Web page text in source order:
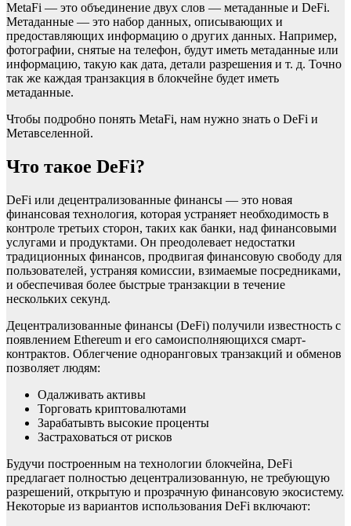
MetaFi — это объединение двух слов — метаданные и DeFi.
Метаданные — это набор данных, описывающих и
предоставляющих информацию о других данных. Например,
фотографии, снятые на телефон, будут иметь метаданные или
информацию, такую как дата, детали разрешения и т. д. Точно
так же каждая транзакция в блокчейне будет иметь
метаданные.
Чтобы подробно понять MetaFi, нам нужно знать о DeFi и
Метавселенной.
Что такое DeFi?
DeFi или децентрализованные финансы — это новая
финансовая технология, которая устраняет необходимость в
контроле третьих сторон, таких как банки, над финансовыми
услугами и продуктами. Он преодолевает недостатки
традиционных финансов, продвигая финансовую свободу для
пользователей, устраняя комиссии, взимаемые посредниками,
и обеспечивая более быстрые транзакции в течение
нескольких секунд.
Децентрализованные финансы (DeFi) получили известность с
появлением Ethereum и его самоисполняющихся смарт-
контрактов. Облегчение одноранговых транзакций и обменов
позволяет людям:
Одалживать активы
Торговать криптовалютами
Зарабатывть высокие проценты
Застраховаться от рисков
Будучи построенным на технологии блокчейна, DeFi
предлагает полностью децентрализованную, не требующую
разрешений, открытую и прозрачную финансовую экосистему.
Некоторые из вариантов использования DeFi включают: